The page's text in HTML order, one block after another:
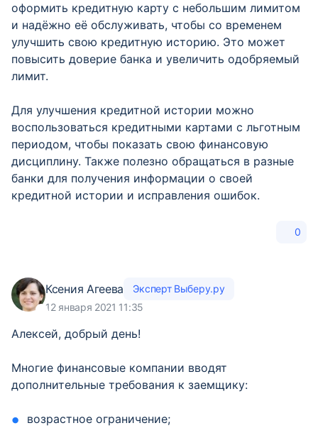
оформить кредитную карту с небольшим лимитом
и надёжно её обслуживать, чтобы со временем
улучшить свою кредитную историю. Это может
повысить доверие банка и увеличить одобряемый
лимит.
Для улучшения кредитной истории можно
воспользоваться кредитными картами с льготным
периодом, чтобы показать свою финансовую
дисциплину. Также полезно обращаться в разные
банки для получения информации о своей
кредитной истории и исправления ошибок.
0
Ксения Агеева
Эксперт Выберу.ру
12 января 2021 11:35
Алексей, добрый день!
Многие финансовые компании вводят
дополнительные требования к заемщику:
возрастное ограничение;